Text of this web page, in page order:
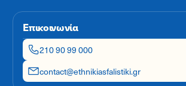
Επικοινωνία
210 90 99 000
contact@ethnikiasfalistiki.gr